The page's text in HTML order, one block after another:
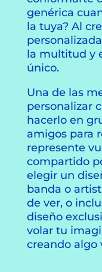
genérica
la tuya? Al
la multitud y
único.
Una de las
personalizar
hacerlo en
amigos para
represente
compartido
elegir un
banda o
de ver, o
diseño
volar tu
creando algo